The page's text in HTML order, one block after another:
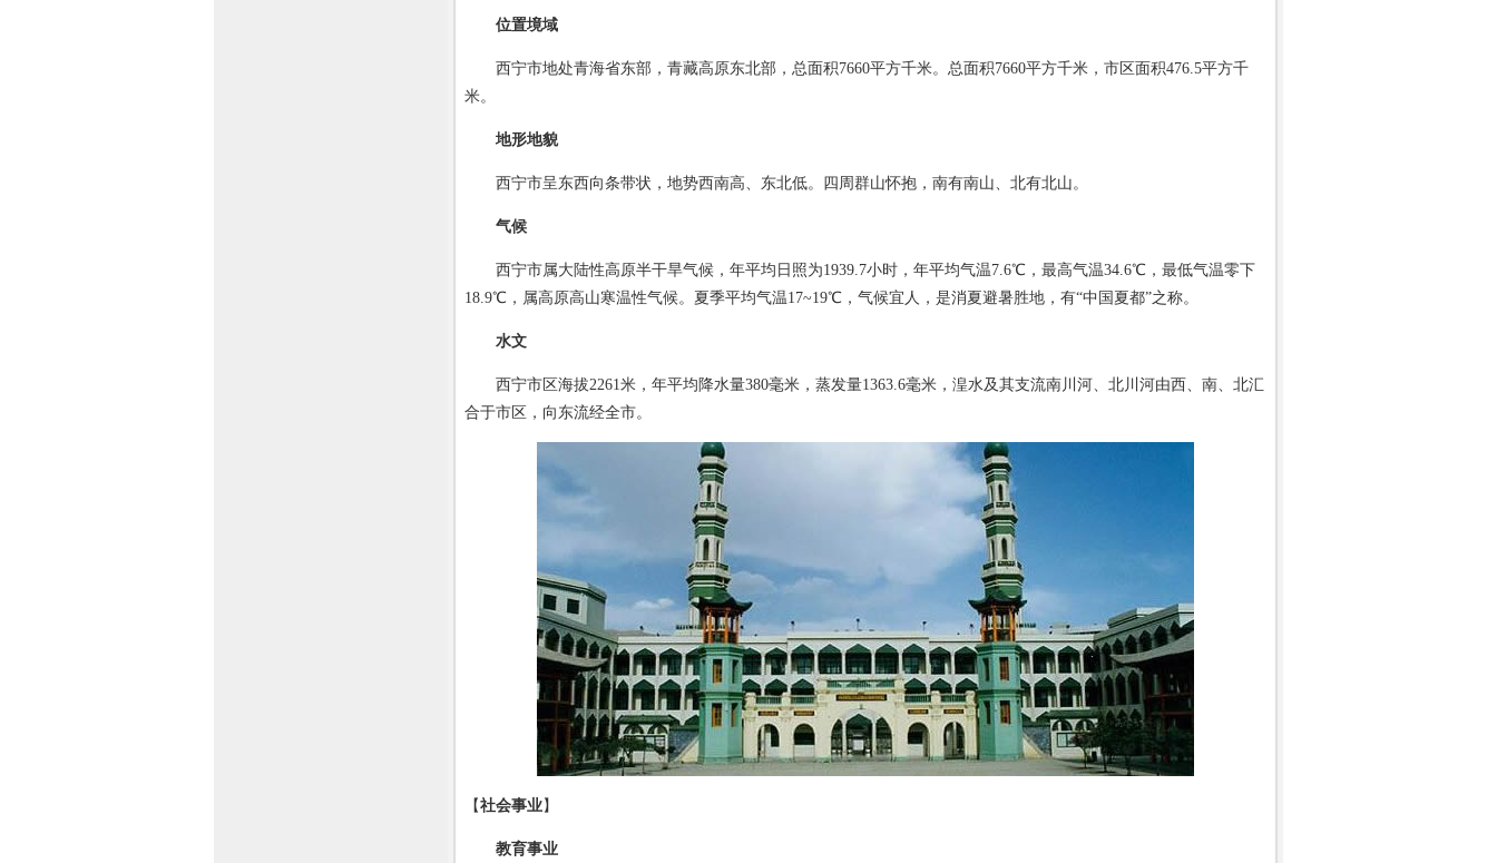
位置境域
西宁市地处青海省东部，青藏高原东北部，总面积7660平方千米。总面积7660平方千米，市区面积476.5平方千
米。
地形地貌
西宁市呈东西向条带状，地势西南高、东北低。四周群山怀抱，南有南山、北有北山。
气候
西宁市属大陆性高原半干旱气候，年平均日照为1939.7小时，年平均气温7.6℃，最高气温34.6℃，最低气温零下
18.9℃，属高原高山寒温性气候。夏季平均气温17~19℃，气候宜人，是消夏避暑胜地，有“中国夏都”之称。
水文
西宁市区海拔2261米，年平均降水量380毫米，蒸发量1363.6毫米，湟水及其支流南川河、北川河由西、南、北汇
合于市区，向东流经全市。
【社会事业】
教育事业